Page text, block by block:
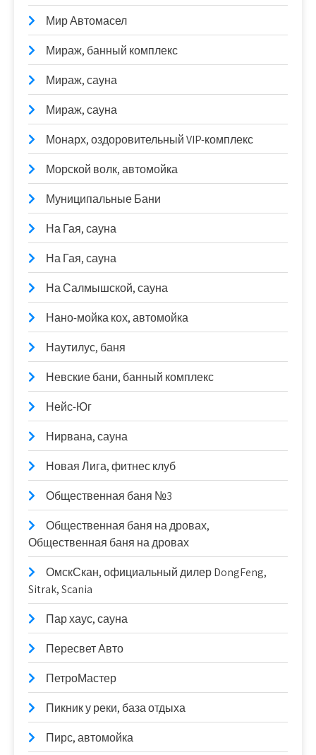
Мир Автомасел
Мираж, банный комплекс
Мираж, сауна
Мираж, сауна
Монарх, оздоровительный VIP-комплекс
Морской волк, автомойка
Муниципальные Бани
На Гая, сауна
На Гая, сауна
На Салмышской, сауна
Нано-мойка кох, автомойка
Наутилус, баня
Невские бани, банный комплекс
Нейс-Юг
Нирвана, сауна
Новая Лига, фитнес клуб
Общественная баня №3
Общественная баня на дровах,
Общественная баня на дровах
ОмскСкан, официальный дилер DongFeng,
Sitrak, Scania
Пар хаус, сауна
Пересвет Авто
ПетроМастер
Пикник у реки, база отдыха
Пирс, автомойка